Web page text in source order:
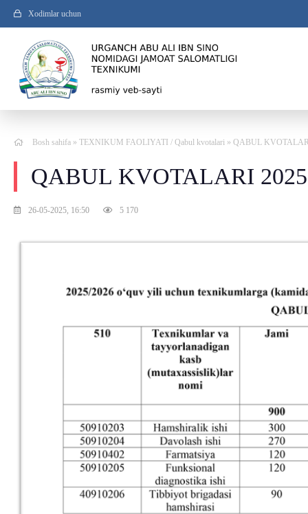
Xodimlar uchun
Bosh sahifa » TEXNIKUM FAOLIYATI / Qabul kvotalari » QABUL
QABUL KVOTALARI 2025
26-05-2025, 16:50 5 170